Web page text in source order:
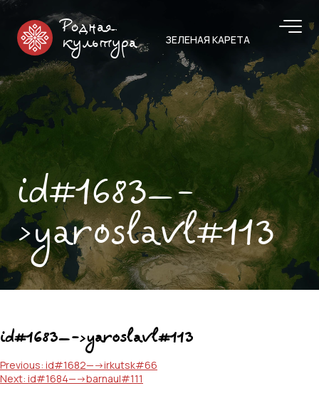
Родная
культура
ЗЕЛЕНАЯ КАРЕТА
id#1683—-
>yaroslavl#113
id#1683—->yaroslavl#113
Навигация
по
Previous: id#1682—->irkutsk#66
Next: id#1684—->barnaul#111